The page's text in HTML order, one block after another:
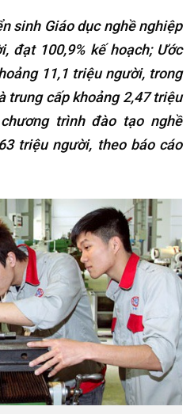
sinh Giáo dục nghề nghiệp
đạt 100,9% kế hoạch; Ước
11,1 triệu người, trong
trung cấp khoảng 2,47 triệu
trình đào tạo nghề
triệu người, theo báo cáo